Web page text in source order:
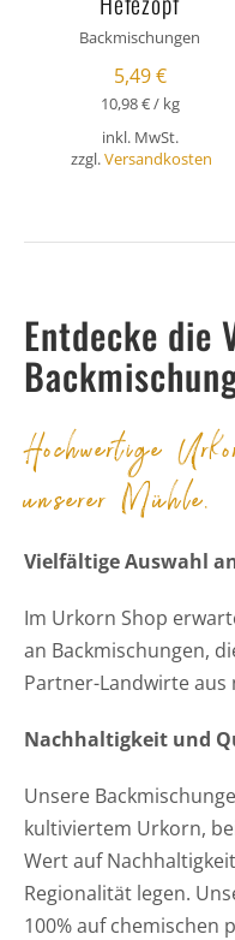
Backmischungen
5,49€
10,98€/ kg
inkl. MwSt.
zzgl.Versandkosten
Entdecke die
Hochwertige
unserer Mühle.
Vielfältige Auswahl
Im Urkorn Shop
an Backmischungen,
Partner-Landwirte
Nachhaltigkeit und
Unsere
kultiviertem Urkorn,
Wert auf
Regionalität legen.
100% auf chemischen